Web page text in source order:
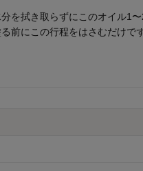
を拭き取らずにこのオイル1
前にこの行程をはさむだけ